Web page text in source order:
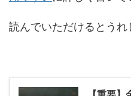
読んでいただけるとうれ